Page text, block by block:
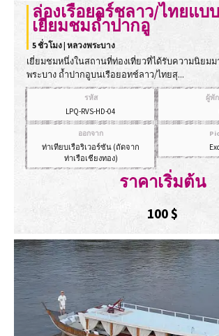
ล่องเรือยอร์ชลาว/ไทยแบ
เยี่ยมชมถ้ำปากอู
5 ชั่วโมง | หลวงพระบาง
เยี่ยมชมหนึ่งในสถานที่ท่องเที่ยวที่ได้รับความนิยม
พระบาง ถ้ำปากอูบนเรือยอทช์ลาว/ไทยสุ...
รหัส
LPQ-RVS-HD-04
ผู้พั
ออกจาก
ท่าเทียบเรือริเวอร์ซัน (ถัดจาก
ท่าเรือเชียงทอง)
ราคาเริ่มต้น
100$